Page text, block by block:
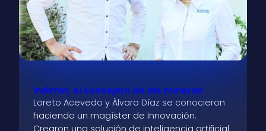
Indimin: el consejero de las mineras
Loreto Acevedo y Álvaro Díaz se conocieron
haciendo un magíster de Innovación.